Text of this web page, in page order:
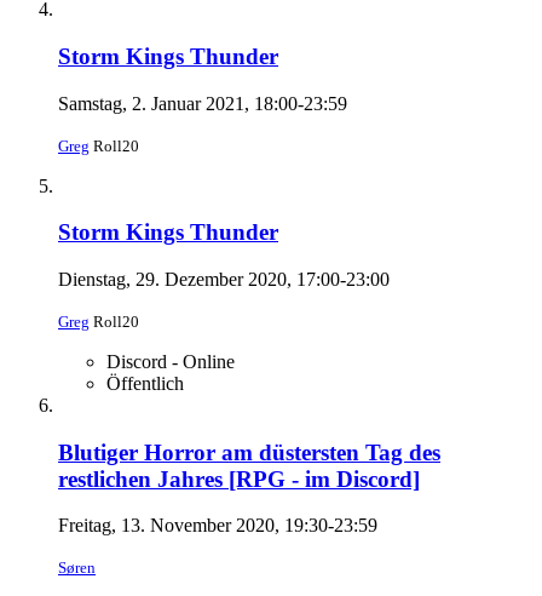
Storm Kings Thunder
Samstag, 2. Januar 2021, 18:00-23:59
Greg Roll20
Storm Kings Thunder
Dienstag, 29. Dezember 2020, 17:00-23:00
Greg Roll20
Discord - Online
Öffentlich
Blutiger Horror am düstersten Tag des
restlichen Jahres [RPG - im Discord]
Freitag, 13. November 2020, 19:30-23:59
Søren